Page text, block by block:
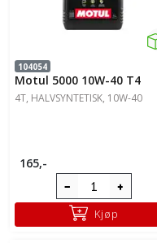
104054
Motul 5000 10W-40 T4
4T, HALVSYNTETISK, 10W-40
165,-
Kjøp